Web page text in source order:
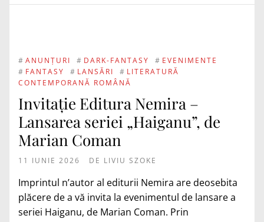
# ANUNȚURI # DARK-FANTASY # EVENIMENTE
# FANTASY # LANSĂRI # LITERATURĂ
CONTEMPORANĂ ROMÂNĂ
Invitație Editura Nemira –
Lansarea seriei „Haiganu”, de
Marian Coman
11 IUNIE 2026 DE LIVIU SZOKE
Imprintul n’autor al editurii Nemira are deosebita
plăcere de a vă invita la evenimentul de lansare a
seriei Haiganu, de Marian Coman. Prin